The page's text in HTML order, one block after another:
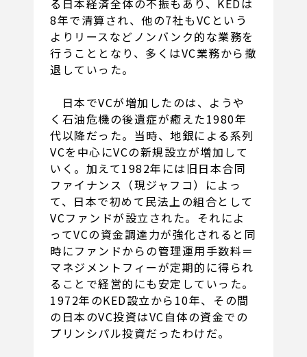
る日本経済全体の不振もあり、KEDは
8年で清算され、他の7社もVCという
よりリースなどノンバンク的な業務を
行うこととなり、多くはVC業務から撤
退していった。
日本でVCが増加したのは、ようや
く石油危機の後遺症が癒えた1980年
代以降だった。当時、地銀による系列
VCを中心にVCの新規設立が増加して
いく。加えて1982年には旧日本合同
ファイナンス（現ジャフコ）によっ
て、日本で初めて民法上の組合として
VCファンドが設立された。それによ
ってVCの資金調達力が強化されると同
時にファンドからの管理運用手数料＝
マネジメントフィーが定期的に得られ
ることで経営的にも安定していった。
1972年のKED設立から10年、その間
の日本のVC投資はVC自体の資金での
プリンシパル投資だったわけだ。